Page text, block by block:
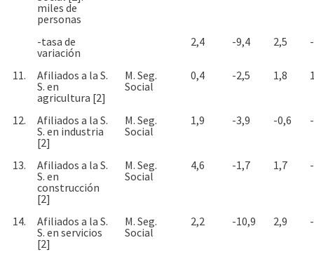
miles de
personas
-tasa de
variación
2,4 -9,4 2,5
11.
Afiliados a la S.
S. en
agricultura [2]
M. Seg.
Social
0,4 -2,5 1,8
12.
Afiliados a la S.
S. en industria
[2]
M. Seg.
Social
1,9 -3,9 -0,6
13.
Afiliados a la S.
S. en
construcción
[2]
M. Seg.
Social
4,6 -1,7 1,7
14.
Afiliados a la S.
S. en servicios
[2]
M. Seg.
Social
2,2 -10,9 2,9